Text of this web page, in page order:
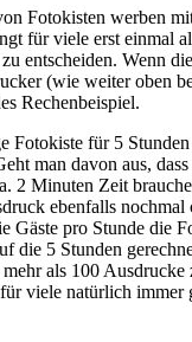
Fotokisten werben
für viele erst einmal
entscheiden. Wenn
(wie weiter oben
Rechenbeispiel.
Fotokiste für 5
man davon aus,
2 Minuten Zeit
ebenfalls
Gäste pro Stunde die
die 5 Stunden
als 100 Ausdrucke
viele natürlich immer